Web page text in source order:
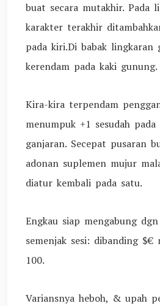
buat secara mutakhir. Pada
karakter terakhir
pada kiri.Di babak lingkaran
kerendam pada kaki gunung.
Kira-kira terpendam
menumpuk +1 sesudah
ganjaran. Secepat pusaran
adonan suplemen mujur
diatur kembali pada satu.
Engkau siap mengabung
semenjak sesi: dibanding $€
100.
Variansnya heboh, & upah